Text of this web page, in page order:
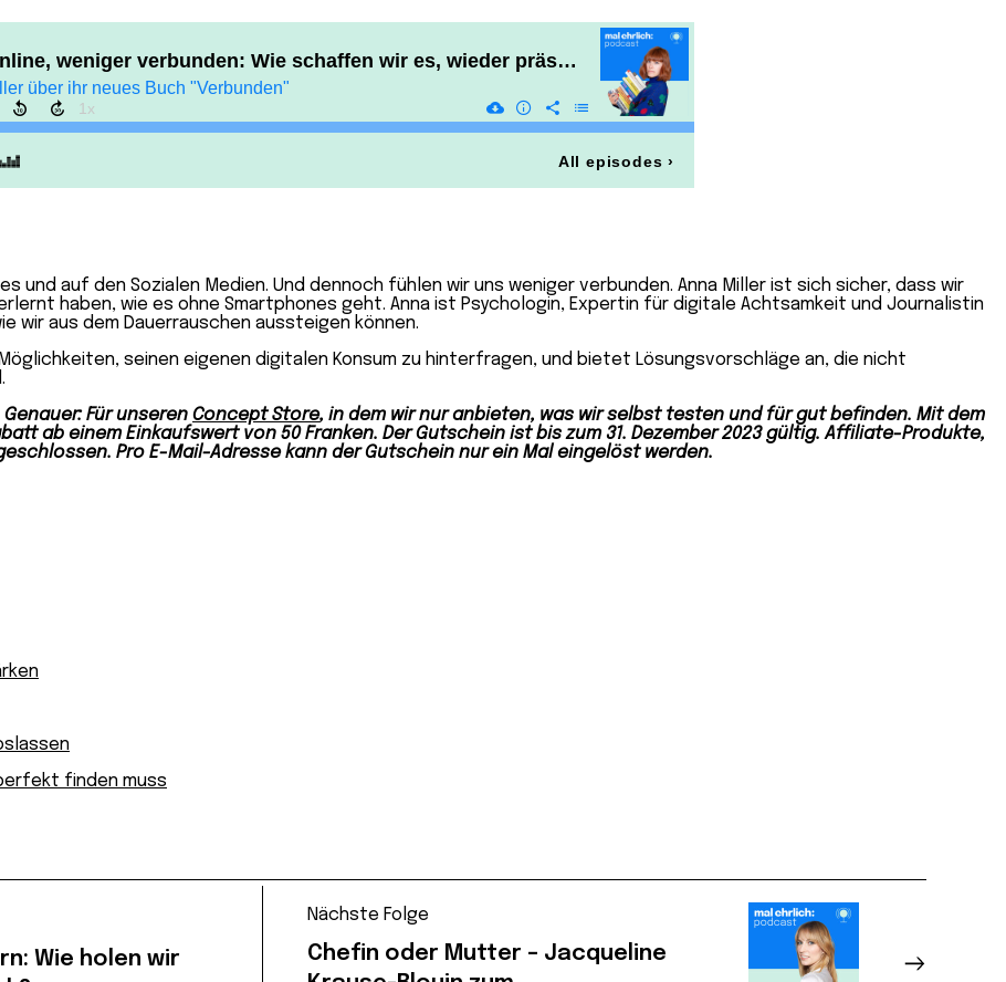
und auf den Sozialen Medien. Und dennoch fühlen wir uns weniger verbunden. Anna Miller ist sich sicher, dass wir
haben, wie es ohne Smartphones geht. Anna ist Psychologin, Expertin für digitale Achtsamkeit und Journalistin
wir aus dem Dauerrauschen aussteigen können.
seinen eigenen digitalen Konsum zu hinterfragen, und bietet Lösungsvorschläge an, die nicht
Für unseren Concept Store, in dem wir nur anbieten, was wir selbst testen und für gut befinden. Mit dem
ab einem Einkaufswert von 50 Franken. Der Gutschein ist bis zum 31. Dezember 2023 gültig. Affiliate-Produkte,
Pro E-Mail-Adresse kann der Gutschein nur ein Mal eingelöst werden.
finden muss
Wie holen wir
Nächste Folge
Chefin oder Mutter – Jacqueline